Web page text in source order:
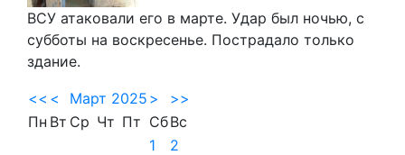
ВСУ атаковали его в марте. Удар был ночью, с
субботы на воскресенье. Пострадало только
здание.
<< < Март 2025 >
>>
Пн Вт Ср Чт Пт СбВс
1
2